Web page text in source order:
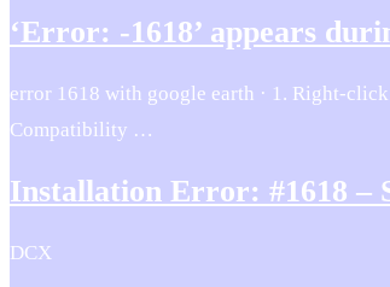
‘Error: -1618’ appears
error 1618 with google earth · 1. Right-
Compatibility …
Installation Error: #1618 –
DCX